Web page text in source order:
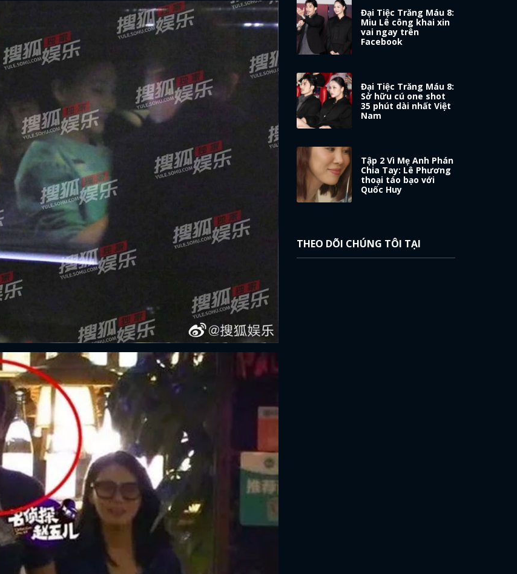
ĐĂNG NHẬP
Đại Tiệc Trăng Máu 8:
Miu Lê công khai xin
vai ngay trên
Facebook
Đại Tiệc Trăng Máu 8:
Sở hữu cú one shot
35 phút dài nhất Việt
Nam
Tập 2 Vì Mẹ Anh Phán
Chia Tay: Lê Phương
thoại táo bạo với
Quốc Huy
THEO DÕI CHÚNG TÔI TẠI